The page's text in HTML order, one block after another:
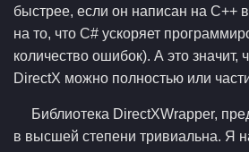
быстрее, если он написан на C++
на то, что C# ускоряет
количество ошибок). А это значит,
DirectX можно полностью или
Библиотека DirectXWrapper,
в высшей степени тривиальна. Я